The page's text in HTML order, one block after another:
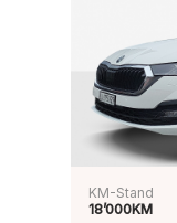
KM-Stand
18’000KM